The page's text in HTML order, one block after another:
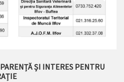
ȘI INTERES PENTRU